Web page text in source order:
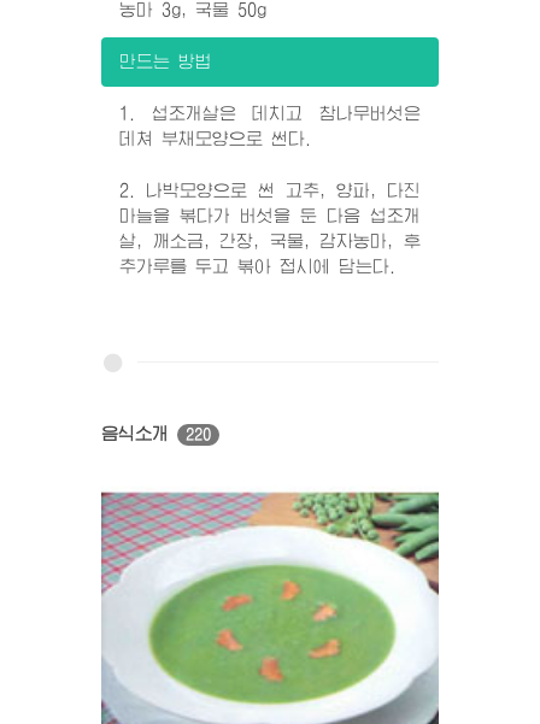
농마 3g, 국물 50g
만드는 방법
1. 섭조개살은 데치고 참나무버섯은
데쳐 부채모양으로 썬다.
2. 나박모양으로 썬 고추, 양파, 다진
마늘을 볶다가 버섯을 둔 다음 섭조개
살, 깨소금, 간장, 국물, 감자농마, 후
추가루를 두고 볶아 접시에 담는다.
음식소개 220